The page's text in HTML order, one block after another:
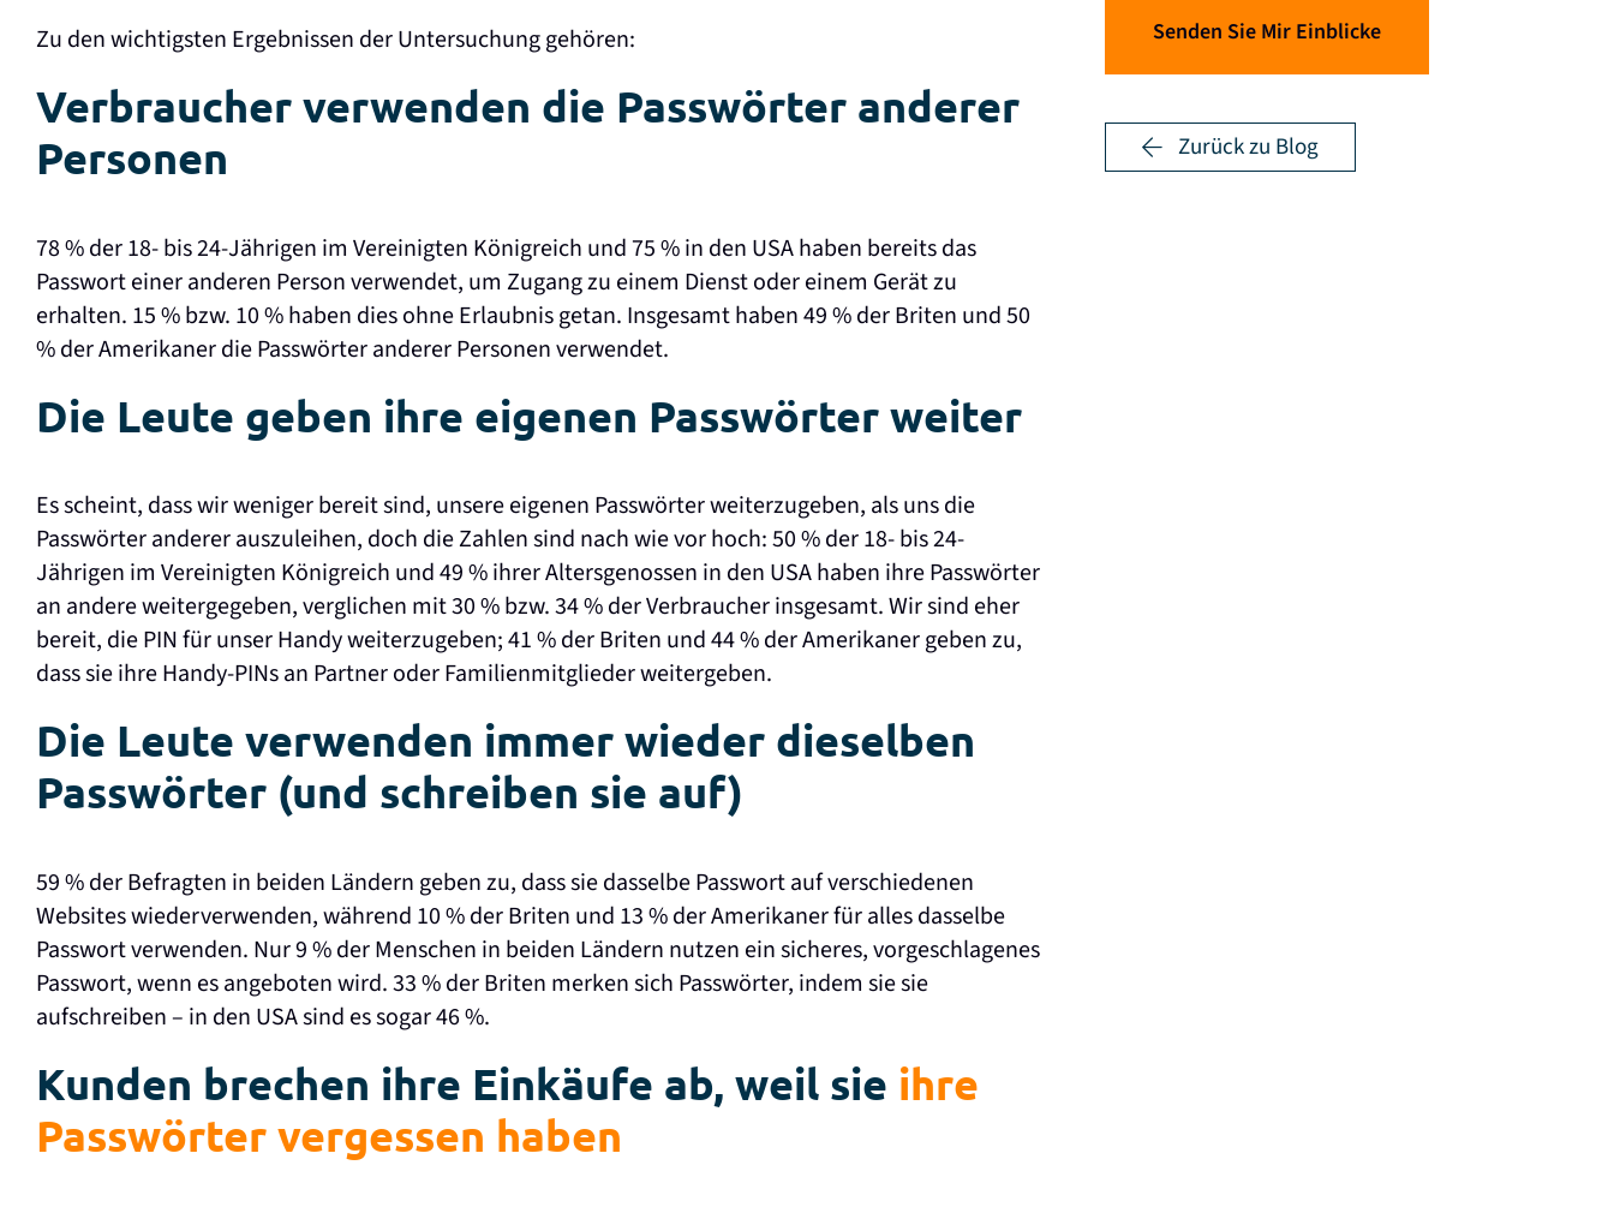
Zu den wichtigsten Ergebnissen der Untersuchung gehören:
Verbraucher verwenden die Passwörter anderer
Personen
78 % der 18- bis 24-Jährigen im Vereinigten Königreich und 75 % in den USA haben bereits das
Passwort einer anderen Person verwendet, um Zugang zu einem Dienst oder einem Gerät zu
erhalten. 15 % bzw. 10 % haben dies ohne Erlaubnis getan. Insgesamt haben 49 % der Briten und 50
% der Amerikaner die Passwörter anderer Personen verwendet.
Die Leute geben ihre eigenen Passwörter weiter
Es scheint, dass wir weniger bereit sind, unsere eigenen Passwörter weiterzugeben, als uns die
Passwörter anderer auszuleihen, doch die Zahlen sind nach wie vor hoch: 50 % der 18- bis 24-
Jährigen im Vereinigten Königreich und 49 % ihrer Altersgenossen in den USA haben ihre Passwörter
an andere weitergegeben, verglichen mit 30 % bzw. 34 % der Verbraucher insgesamt. Wir sind eher
bereit, die PIN für unser Handy weiterzugeben; 41 % der Briten und 44 % der Amerikaner geben zu,
dass sie ihre Handy-PINs an Partner oder Familienmitglieder weitergeben.
Die Leute verwenden immer wieder dieselben
Passwörter (und schreiben sie auf)
59 % der Befragten in beiden Ländern geben zu, dass sie dasselbe Passwort auf verschiedenen
Websites wiederverwenden, während 10 % der Briten und 13 % der Amerikaner für alles dasselbe
Passwort verwenden. Nur 9 % der Menschen in beiden Ländern nutzen ein sicheres, vorgeschlagenes
Passwort, wenn es angeboten wird. 33 % der Briten merken sich Passwörter, indem sie sie
aufschreiben – in den USA sind es sogar 46 %.
Kunden brechen ihre Einkäufe ab, weil sie ihre
Passwörter vergessen haben
Senden Sie Mir Einblicke
Zurück zu Blog